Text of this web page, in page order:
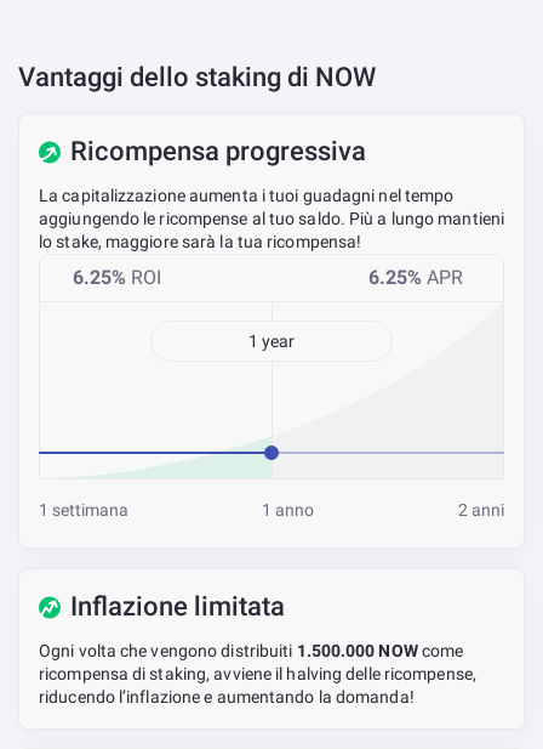
Vantaggi dello staking di NOW
Ricompensa progressiva
La capitalizzazione aumenta i tuoi guadagni nel tempo
aggiungendo le ricompense al tuo saldo. Più a lungo mantieni
lo stake, maggiore sarà la tua ricompensa!
6.25% ROI 6.25% APR
1 year
1 settimana 1 anno 2 anni
Inflazione limitata
Ogni volta che vengono distribuiti 1.500.000 NOWcome
ricompensa di staking, avviene il halving delle ricompense,
riducendo l’inflazione e aumentando la domanda!